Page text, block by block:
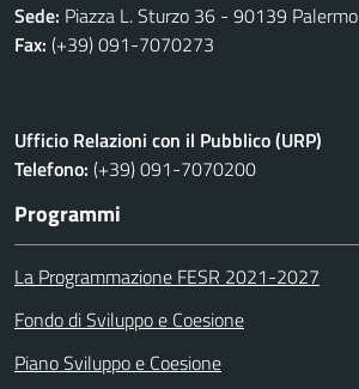
Sede: Piazza L. Sturzo 36 - 90139 Palermo
Fax: (+39) 091-7070273
Ufficio Relazioni con il Pubblico (URP)
Telefono: (+39) 091-7070200
Programmi
La Programmazione FESR 2021-2027
Fondo di Sviluppo e Coesione
Piano Sviluppo e Coesione